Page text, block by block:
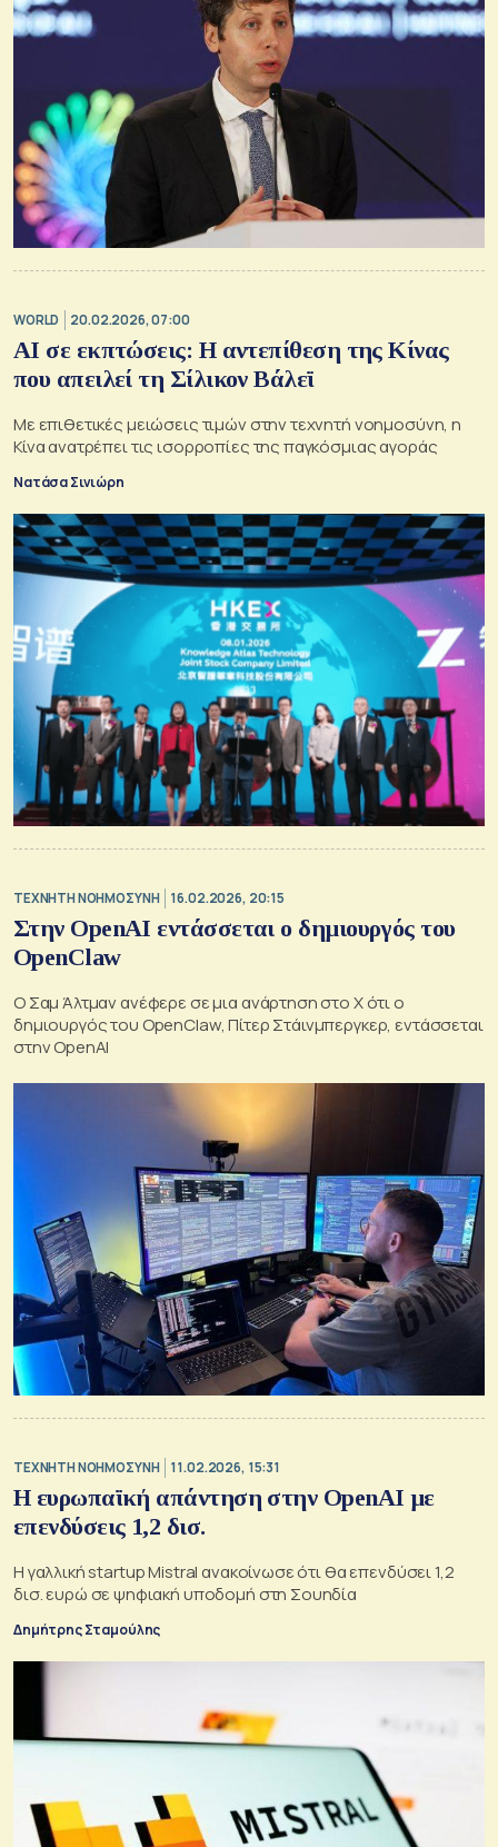
WORLD 20.02.2026, 07:00
AI σε εκπτώσεις: Η αντεπίθεση της Κίνας
που απειλεί τη Σίλικον Βάλεϊ
Με επιθετικές μειώσεις τιμών στην τεχνητή νοημοσύνη, η
Κίνα ανατρέπει τις ισορροπίες της παγκόσμιας αγοράς
Νατάσα Σινιώρη
TΕΧΝΗΤΗ ΝΟΗΜΟΣΥΝΗ 16.02.2026, 20:15
Στην OpenAI εντάσσεται ο δημιουργός του
OpenClaw
Ο Σαμ Άλτμαν ανέφερε σε μια ανάρτηση στο X ότι ο
δημιουργός του OpenClaw, Πίτερ Στάινμπεργκερ, εντάσσεται
στην OpenAI
TΕΧΝΗΤΗ ΝΟΗΜΟΣΥΝΗ 11.02.2026, 15:31
Η ευρωπαϊκή απάντηση στην OpenAI με
επενδύσεις 1,2 δισ.
Η γαλλική startup Mistral ανακοίνωσε ότι θα επενδύσει 1,2
δισ. ευρώ σε ψηφιακή υποδομή στη Σουηδία
Δημήτρης Σταμούλης